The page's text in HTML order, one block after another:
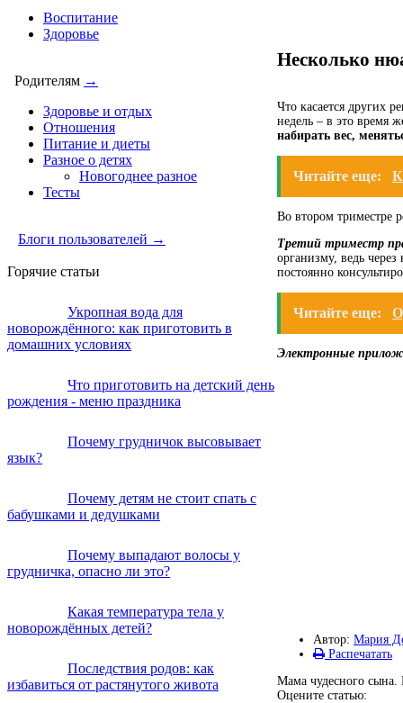
Воспитание
Здоровье
Родителям →
Здоровье и отдых
Отношения
Питание и диеты
Разное о детях
Новогоднее разное
Тесты
Блоги пользователей →
Горячие статьи
Укропная вода для
новорождённого: как приготовить в
домашних условиях
Что приготовить на детский день
рождения - меню праздника
Почему грудничок высовывает
язык?
Почему детям не стоит спать с
бабушками и дедушками
Почему выпадают волосы у
грудничка, опасно ли это?
Какая температура тела у
новорождённых детей?
Последствия родов: как
избавиться от растянутого живота
Несколько
Что касается других
недель – в это время
набирать вес,
Читайте еще:
Во втором триместре
Третий триместр
организму, ведь
постоянно
Читайте еще:
Электронные
Автор: Мария
Распечатать
Мама чудесного сына.
Оцените статью: